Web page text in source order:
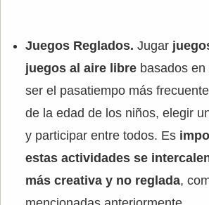
Juegos Reglados. Jugar
juegos al aire libre basados
ser el pasatiempo más
de la edad de los niños, elegir
y participar entre todos. Es
estas actividades se
más creativa y no reglada,